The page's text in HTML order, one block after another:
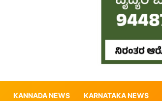
KANNADA NEWS KARNATAKA NEWS